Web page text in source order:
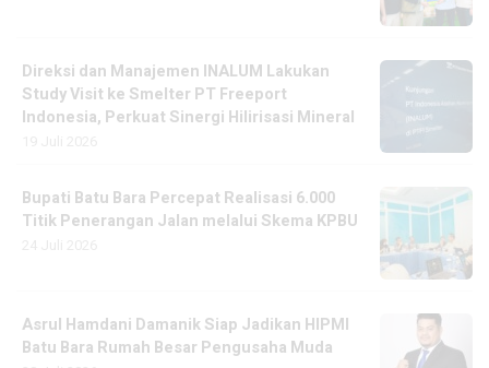
Direksi dan Manajemen INALUM Lakukan
Study Visit ke Smelter PT Freeport
Indonesia, Perkuat Sinergi Hilirisasi Mineral
Bupati Batu Bara Percepat Realisasi 6.000
Titik Penerangan Jalan melalui Skema KPBU
Asrul Hamdani Damanik Siap Jadikan HIPMI
Batu Bara Rumah Besar Pengusaha Muda